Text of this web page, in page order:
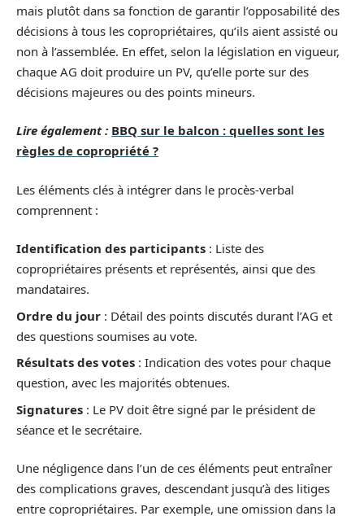
mais plutôt dans sa fonction de garantir l’opposabilité des
décisions à tous les copropriétaires, qu’ils aient assisté ou
non à l’assemblée. En effet, selon la législation en vigueur,
chaque AG doit produire un PV, qu’elle porte sur des
décisions majeures ou des points mineurs.
Lire également : BBQ sur le balcon : quelles sont les
règles de copropriété ?
Les éléments clés à intégrer dans le procès-verbal
comprennent :
Identification des participants : Liste des
copropriétaires présents et représentés, ainsi que des
mandataires.
Ordre du jour : Détail des points discutés durant l’AG et
des questions soumises au vote.
Résultats des votes : Indication des votes pour chaque
question, avec les majorités obtenues.
Signatures : Le PV doit être signé par le président de
séance et le secrétaire.
Une négligence dans l’un de ces éléments peut entraîner
des complications graves, descendant jusqu’à des litiges
entre copropriétaires. Par exemple, une omission dans la